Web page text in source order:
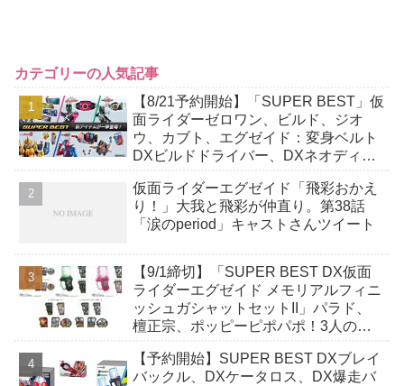
カテゴリーの人気記事
【8/21予約開始】「SUPER BEST」仮
面ライダーゼロワン、ビルド、ジオ
ウ、カブト、エグゼイド：変身ベルト
DXビルドドライバー、DXネオディケ
か12点！
仮面ライダーエグゼイド「飛彩おかえ
り！」大我と飛彩が仲直り。第38話
「涙のperiod」キャストさんツイート
【9/1締切】「SUPER BEST DX仮面
ライダーエグゼイド メモリアルフィニ
ッシュガシャットセットII」パラド、
檀正宗、ポッピーピポパポ！3人の台
【予約開始】SUPER BEST DXブレイ
バックル、DXケータロス、DX爆走バ